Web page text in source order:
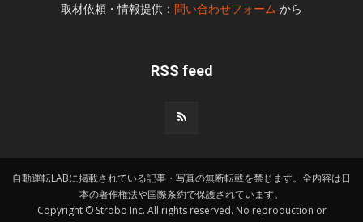
取材依頼・情報提供： 問い合わせフォーム から
RSS feed
自動運転LABに掲載されている記事・写真の無断転載を禁じます。全内容は日
本の著作権法や国際条約で保護されています。
Copyright © Strobo Inc. All rights reserved. No reproduction or